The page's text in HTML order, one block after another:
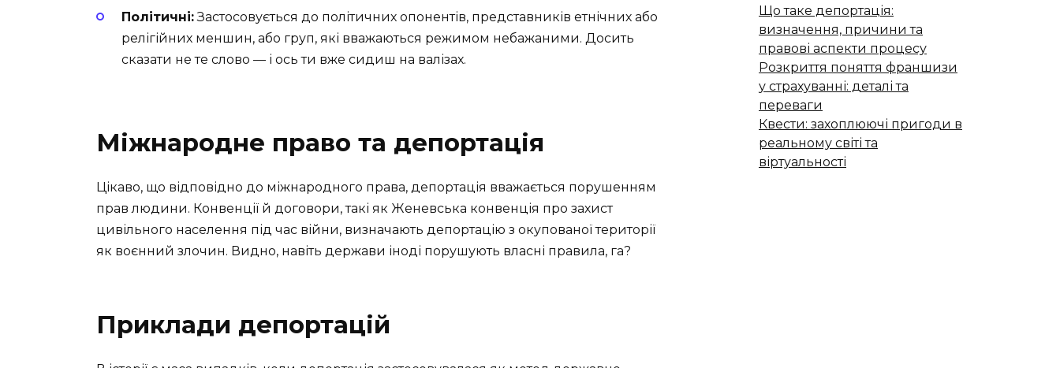
Політичні:Застосовується до політичних опонентів, представників етнічних або
релігійних меншин, або груп, які вважаються режимом небажаними. Досить
сказати не те слово — і ось ти вже сидиш на валізах.
Міжнародне право та депортація
Цікаво, що відповідно до міжнародного права, депортація вважається порушенням
прав людини. Конвенції й договори, такі як Женевська конвенція про захист
цивільного населення під час війни, визначають депортацію з окупованої території
як воєнний злочин. Видно, навіть держави іноді порушують власні правила, га?
Приклади депортацій
Що таке депортація:
визначення, причини та
правові аспекти процесу
Розкриття поняття франшизи
у страхуванні: деталі та
переваги
Квести: захоплюючі пригоди в
реальному світі та
віртуальності